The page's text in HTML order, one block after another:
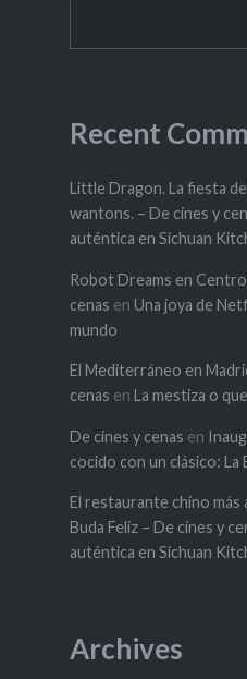
Recent
Little Dragon. La fiesta
wantons. – De cines y
auténtica en Sichuan
Robot Dreams en
cenas en Una joya de
mundo
El Mediterráneo en
cenas en La mestiza o
De cines y cenas en
cocido con un clásico: La
El restaurante chino más
Buda Feliz – De cines y
auténtica en Sichuan
Archives